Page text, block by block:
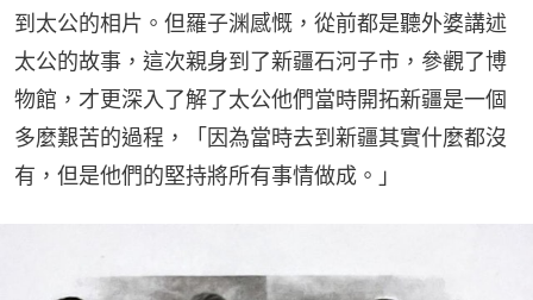
到太公的相片。但羅子渊感慨，從前都是聽外婆講述
太公的故事，這次親身到了新疆石河子市，參觀了博
物館，才更深入了解了太公他們當時開拓新疆是一個
多麼艱苦的過程，「因為當時去到新疆其實什麼都沒
有，但是他們的堅持將所有事情做成。」